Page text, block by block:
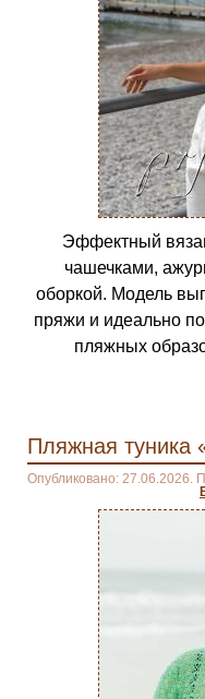
Эффектный
чашечками,
оборкой. Модель
пряжи и идеально
пляжных
Пляжная туника
Опубликовано: 27.06.2026.